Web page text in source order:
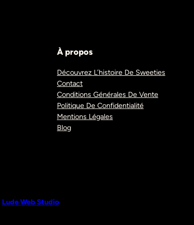
À propos
Découvrez L’histoire De Sweeties
Contact
Conditions Générales De Vente
Politique De Confidentialité
Mentions Légales
Blog
Lude Web Studio